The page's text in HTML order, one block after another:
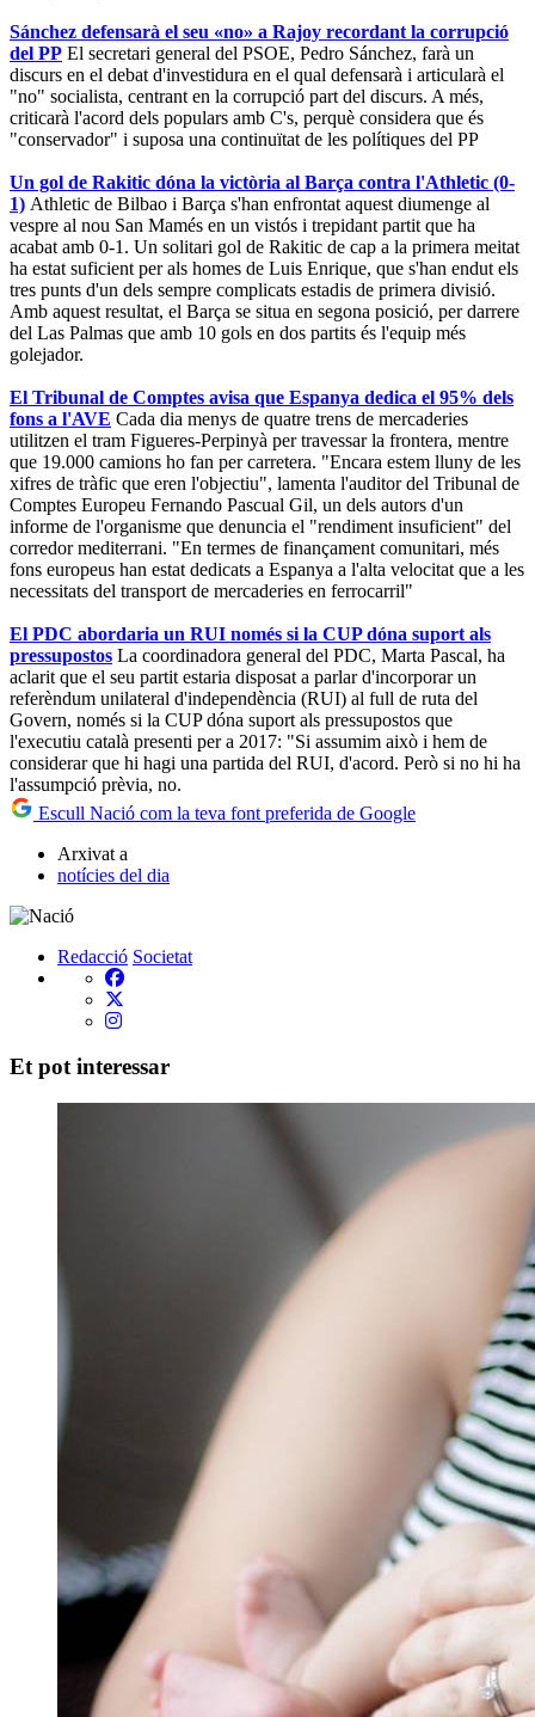
Sánchez defensarà el seu «no» a Rajoy recordant la corrupció
del PP El secretari general del PSOE, Pedro Sánchez, farà un
discurs en el debat d'investidura en el qual defensarà i articularà el
"no" socialista, centrant en la corrupció part del discurs. A més,
criticarà l'acord dels populars amb C's, perquè considera que és
"conservador" i suposa una continuïtat de les polítiques del PP
Un gol de Rakitic dóna la victòria al Barça contra l'Athletic (0-
1) Athletic de Bilbao i Barça s'han enfrontat aquest diumenge al
vespre al nou San Mamés en un vistós i trepidant partit que ha
acabat amb 0-1. Un solitari gol de Rakitic de cap a la primera meitat
ha estat suficient per als homes de Luis Enrique, que s'han endut els
tres punts d'un dels sempre complicats estadis de primera divisió.
Amb aquest resultat, el Barça se situa en segona posició, per darrere
del Las Palmas que amb 10 gols en dos partits és l'equip més
golejador.
El Tribunal de Comptes avisa que Espanya dedica el 95% dels
fons a l'AVE Cada dia menys de quatre trens de mercaderies
utilitzen el tram Figueres-Perpinyà per travessar la frontera, mentre
que 19.000 camions ho fan per carretera. "Encara estem lluny de les
xifres de tràfic que eren l'objectiu", lamenta l'auditor del Tribunal de
Comptes Europeu Fernando Pascual Gil, un dels autors d'un
informe de l'organisme que denuncia el "rendiment insuficient" del
corredor mediterrani. "En termes de finançament comunitari, més
fons europeus han estat dedicats a Espanya a l'alta velocitat que a les
necessitats del transport de mercaderies en ferrocarril"
El PDC abordaria un RUI només si la CUP dóna suport als
pressupostos La coordinadora general del PDC, Marta Pascal, ha
aclarit que el seu partit estaria disposat a parlar d'incorporar un
referèndum unilateral d'independència (RUI) al full de ruta del
Govern, només si la CUP dóna suport als pressupostos que
l'executiu català presenti per a 2017: "Si assumim això i hem de
considerar que hi hagi una partida del RUI, d'acord. Però si no hi ha
l'assumpció prèvia, no.
Escull Nació com la teva font preferida de Google
Arxivat a
notícies del dia
Redacció Societat
Et pot interessar